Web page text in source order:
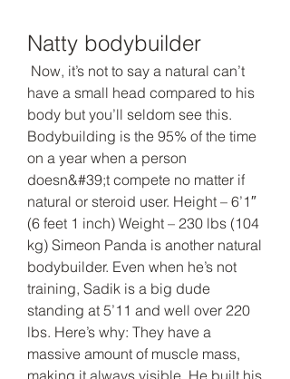
Natty bodybuilder
have a small head compared to his
body but you’ll seldom see this.
Bodybuilding is the 95% of the time
on a year when a person
doesn&#39;t compete no matter if
natural or steroid user. Height – 6’1″
(6 feet 1 inch) Weight – 230 lbs (104
kg) Simeon Panda is another natural
bodybuilder. Even when he’s not
training, Sadik is a big dude
standing at 5’11 and well over 220
lbs. Here’s why: They have a
massive amount of muscle mass,
making it always visible. He built his